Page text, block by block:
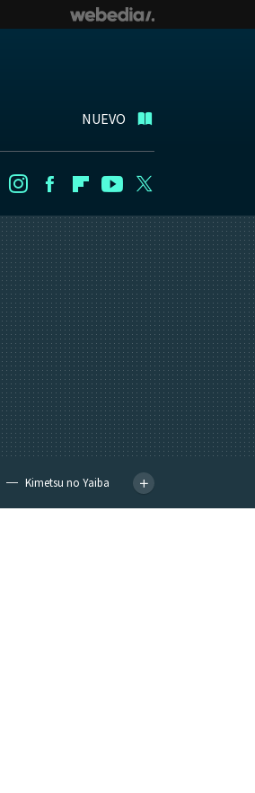
NUEVO
InstagramFacebookFlipboard
Youtube
Kimetsu no Yaiba